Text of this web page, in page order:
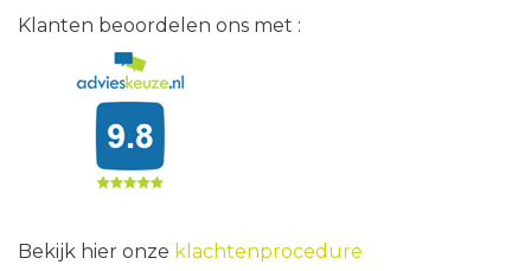
Klanten beoordelen ons met :
Bekijk hier onze klachtenprocedure